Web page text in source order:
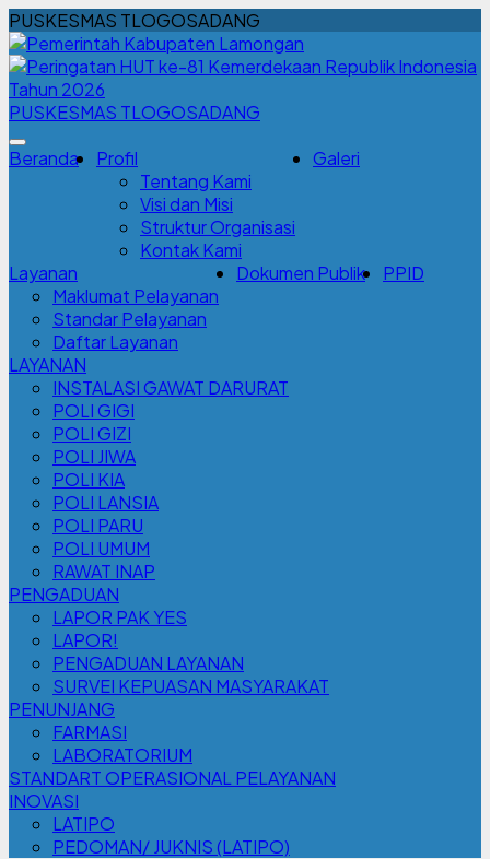
PUSKESMAS TLOGOSADANG
PUSKESMAS TLOGOSADANG
Beranda
Profil
Tentang Kami
Visi dan Misi
Struktur Organisasi
Kontak Kami
Galeri
Layanan
Maklumat Pelayanan
Standar Pelayanan
Daftar Layanan
Dokumen Publik PPID
LAYANAN
INSTALASI GAWAT DARURAT
POLI GIGI
POLI GIZI
POLI JIWA
POLI KIA
POLI LANSIA
POLI PARU
POLI UMUM
RAWAT INAP
PENGADUAN
LAPOR PAK YES
LAPOR!
PENGADUAN LAYANAN
SURVEI KEPUASAN MASYARAKAT
PENUNJANG
FARMASI
LABORATORIUM
STANDART OPERASIONAL PELAYANAN
INOVASI
LATIPO
PEDOMAN/ JUKNIS (LATIPO)